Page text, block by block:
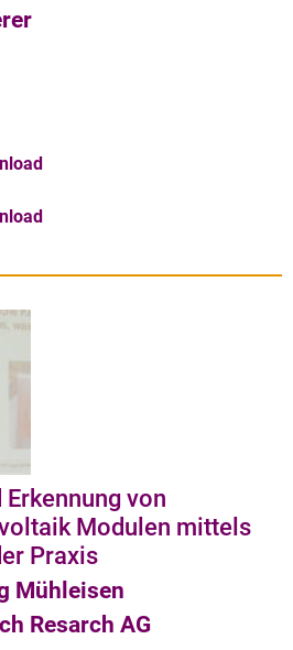
von
Modulen mittels
Praxis
Mühleisen
Resarch AG